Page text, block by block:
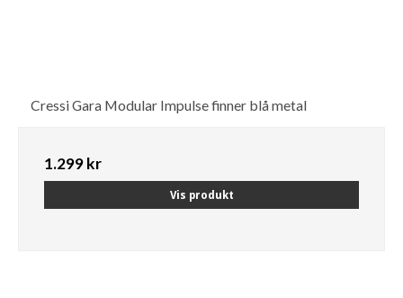
Cressi Gara Modular Impulse finner blå metal
1.299 kr
Vis produkt